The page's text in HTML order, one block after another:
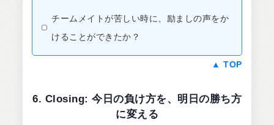
チームメイトが苦しい時に、励ましの声をか
けることができたか？
▲ TOP
6. Closing: 今日の負け方を、明日の勝ち方
に変える